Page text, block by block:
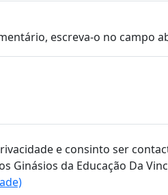
escreva-o no campo
e consinto ser
Ginásios da Educação Da